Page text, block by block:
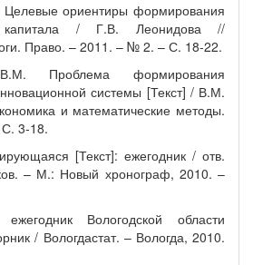
ориентиры формирования
капитала / Г.В. Леонидова //
Право. – 2011. – № 2. – С. 18-22.
Проблема формирования
системы [Текст] / В.М.
и математические методы.
3-18.
[Текст]: ежегодник / отв.
– М.: Новый хронограф, 2010. –
ежегодник Вологодской области
/ Вологдастат. – Вологда, 2010.